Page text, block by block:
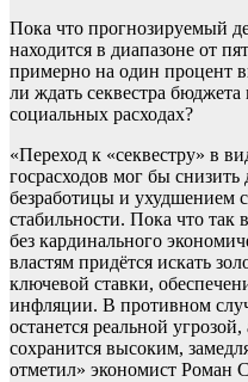
Пока что прогнозируемый
находится в диапазоне от
примерно на один процент
ли ждать секвестра бюджета
социальных расходах?
«Переход к «секвестру» в
госрасходов мог бы
безработицы и ухудшением
стабильности. Пока что так
без кардинального
властям придётся искать
ключевой ставки,
инфляции. В противном
останется реальной
сохранится высоким,
отметил» экономист Роман